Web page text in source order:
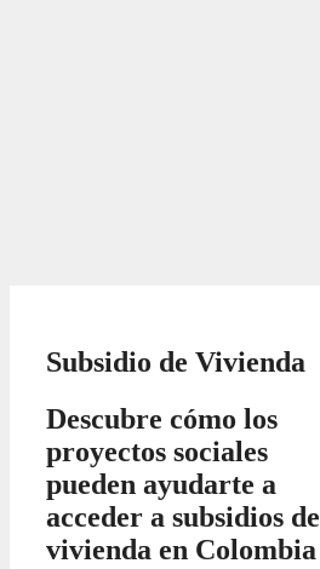
Subsidio de Vivienda
Descubre cómo los
proyectos sociales
pueden ayudarte a
acceder a subsidios de
vivienda en Colombia